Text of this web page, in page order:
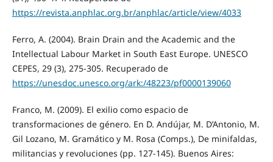
https://revista.anphlac.org.br/anphlac/article/view/4033
Ferro, A. (2004). Brain Drain and the Academic and the
Intellectual Labour Market in South East Europe. UNESCO
CEPES, 29 (3), 275-305. Recuperado de
https://unesdoc.unesco.org/ark:/48223/pf0000139060
Franco, M. (2009). El exilio como espacio de
transformaciones de género. En D. Andújar, M. D’Antonio, M.
Gil Lozano, M. Gramático y M. Rosa (Comps.), De minifaldas,
militancias y revoluciones (pp. 127-145). Buenos Aires: